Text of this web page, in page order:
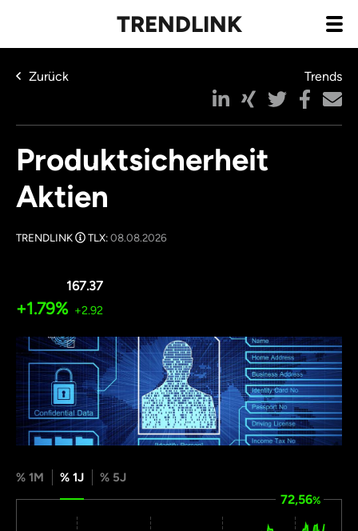
TRENDLINK
Zurück Trends
Produktsicherheit
Aktien
TRENDLINK TLX:08.08.2026
167.37
+1.79% +2.92
% 1M % 1J % 5J
72,56%